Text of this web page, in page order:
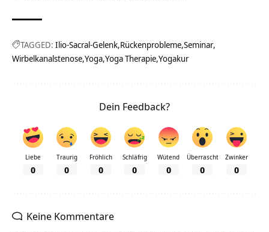
TAGGED: Ilio-Sacral-Gelenk Rückenprobleme Seminar
Wirbelkanalstenose Yoga Yoga Therapie Yogakur
Dein Feedback?
Liebe
0
Traurig
0
Fröhlich
0
Schläfrig
0
Wütend
0
Überrascht
0
Zwinker
0
Keine Kommentare